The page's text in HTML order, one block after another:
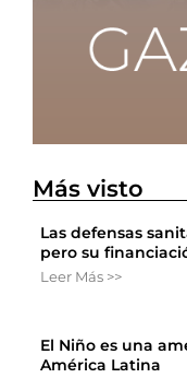
Más visto
Las defensas
pero su
Leer Más >>
El Niño es una
América Latina